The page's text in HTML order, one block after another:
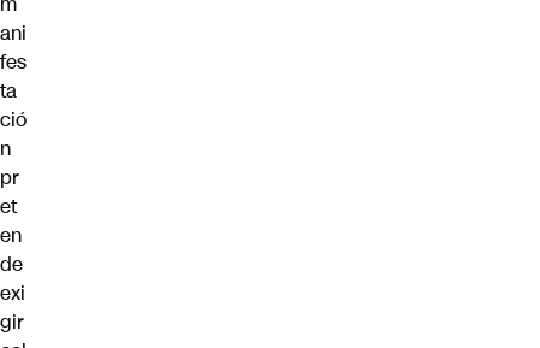
ani
fes
ta
ció
n
pr
et
en
de
exi
gir